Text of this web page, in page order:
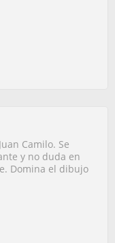
Camilo. Se
y no duda en
Domina el dibujo